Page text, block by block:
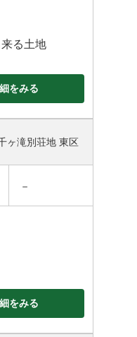
る土地
をみる
ヶ滝別荘地 東区
－
をみる